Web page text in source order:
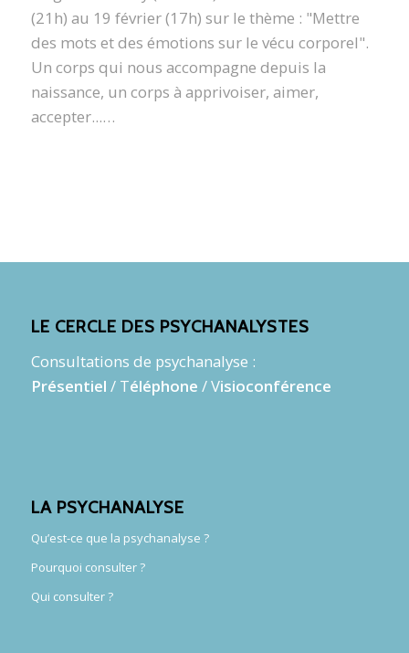
(21h) au 19 février (17h) sur le thème : "Mettre
des mots et des émotions sur le vécu corporel".
Un corps qui nous accompagne depuis la
naissance, un corps à apprivoiser, aimer,
accepter...…
LE CERCLE DES PSYCHANALYSTES
Consultations de psychanalyse :
Présentiel / Téléphone / Visioconférence
LA PSYCHANALYSE
Qu’est-ce que la psychanalyse ?
Pourquoi consulter ?
Qui consulter ?